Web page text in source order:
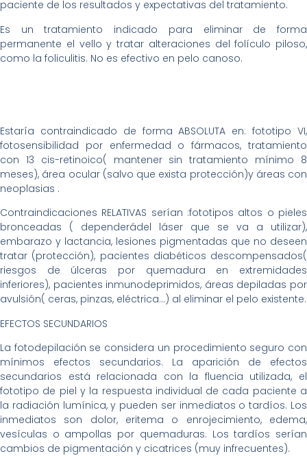
paciente de los resultados y expectativas del tratamiento.
Es un tratamiento indicado para eliminar de forma
permanente el vello y tratar alteraciones del folículo piloso,
como la foliculitis. No es efectivo en pelo canoso.
Estaría contraindicado de forma ABSOLUTA en: fototipo VI,
fotosensibilidad por enfermedad o fármacos, tratamiento
con 13 cis-retinoico( mantener sin tratamiento mínimo 8
meses), área ocular (salvo que exista protección)y áreas con
neoplasias .
Contraindicaciones RELATIVAS serían :fototipos altos o pieles
bronceadas ( dependerádel láser que se va a utilizar),
embarazo y lactancia, lesiones pigmentadas que no deseen
tratar (protección), pacientes diabéticos descompensados(
riesgos de úlceras por quemadura en extremidades
inferiores), pacientes inmunodeprimidos, áreas depiladas por
avulsión( ceras, pinzas, eléctrica…) al eliminar el pelo existente.
EFECTOS SECUNDARIOS
La fotodepilación se considera un procedimiento seguro con
mínimos efectos secundarios. La aparición de efectos
secundarios está relacionada con la fluencia utilizada, el
fototipo de piel y la respuesta individual de cada paciente a
la radiación lumínica, y pueden ser inmediatos o tardíos. Los
inmediatos son dolor, eritema o enrojecimiento, edema,
vesículas o ampollas por quemaduras. Los tardíos serían
cambios de pigmentación y cicatrices (muy infrecuentes).